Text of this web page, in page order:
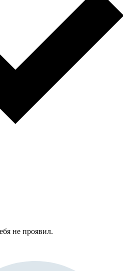
не проявил.